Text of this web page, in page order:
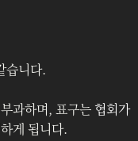
습니다.
과하며, 표구는 협회가
게 됩니다.